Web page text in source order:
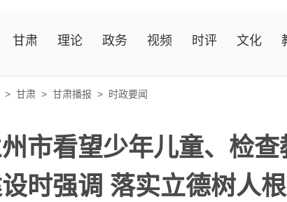
甘肃 理论 政务 视频 时评 文化
> 甘肃 > 甘肃播报 > 时政要闻
市看望少年儿童、检
时强调 落实立德树人